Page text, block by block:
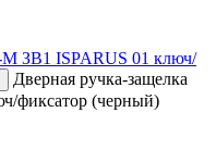
М ЗВ1 ISPARUS 01 ключ/
Дверная ручка-защелка
фиксатор (черный)